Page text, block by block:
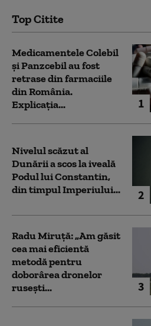
Top Citite
1
Medicamentele Colebil
și Panzcebil au fost
retrase din farmaciile
din România.
Explicația...
2
Nivelul scăzut al
Dunării a scos la iveală
Podul lui Constantin,
din timpul Imperiului...
3
Radu Miruță: „Am găsit
cea mai eficientă
metodă pentru
doborârea dronelor
rusești...